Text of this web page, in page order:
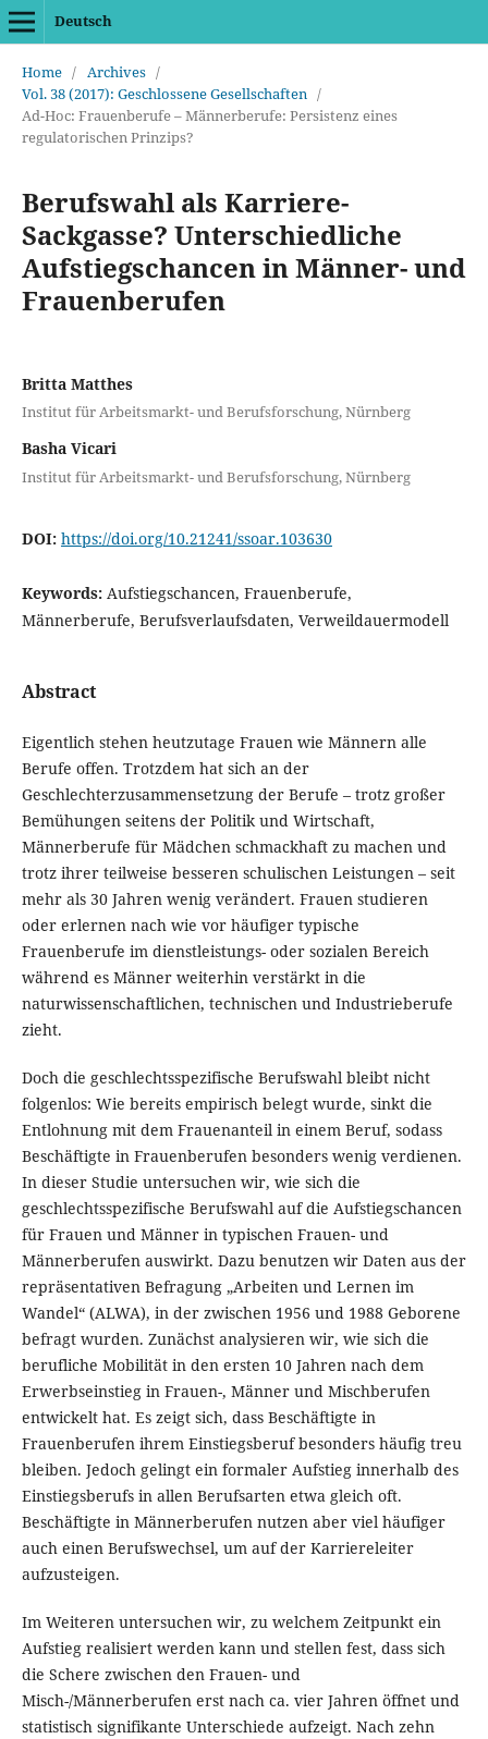
Deutsch
Home / Archives /
Vol. 38 (2017): Geschlossene Gesellschaften /
Ad-Hoc: Frauenberufe – Männerberufe: Persistenz eines
regulatorischen Prinzips?
Berufswahl als Karriere-
Sackgasse? Unterschiedliche
Aufstiegschancen in Männer- und
Frauenberufen
Britta Matthes
Institut für Arbeitsmarkt- und Berufsforschung, Nürnberg
Basha Vicari
Institut für Arbeitsmarkt- und Berufsforschung, Nürnberg
DOI: https://doi.org/10.21241/ssoar.103630
Keywords: Aufstiegschancen, Frauenberufe,
Männerberufe, Berufsverlaufsdaten, Verweildauermodell
Abstract
Eigentlich stehen heutzutage Frauen wie Männern alle
Berufe offen. Trotzdem hat sich an der
Geschlechterzusammensetzung der Berufe – trotz großer
Bemühungen seitens der Politik und Wirtschaft,
Männerberufe für Mädchen schmackhaft zu machen und
trotz ihrer teilweise besseren schulischen Leistungen – seit
mehr als 30 Jahren wenig verändert. Frauen studieren
oder erlernen nach wie vor häufiger typische
Frauenberufe im dienstleistungs- oder sozialen Bereich
während es Männer weiterhin verstärkt in die
naturwissenschaftlichen, technischen und Industrieberufe
zieht.
Doch die geschlechtsspezifische Berufswahl bleibt nicht
folgenlos: Wie bereits empirisch belegt wurde, sinkt die
Entlohnung mit dem Frauenanteil in einem Beruf, sodass
Beschäftigte in Frauenberufen besonders wenig verdienen.
In dieser Studie untersuchen wir, wie sich die
geschlechtsspezifische Berufswahl auf die Aufstiegschancen
für Frauen und Männer in typischen Frauen- und
Männerberufen auswirkt. Dazu benutzen wir Daten aus der
repräsentativen Befragung „Arbeiten und Lernen im
Wandel“ (ALWA), in der zwischen 1956 und 1988 Geborene
befragt wurden. Zunächst analysieren wir, wie sich die
berufliche Mobilität in den ersten 10 Jahren nach dem
Erwerbseinstieg in Frauen-, Männer und Mischberufen
entwickelt hat. Es zeigt sich, dass Beschäftigte in
Frauenberufen ihrem Einstiegsberuf besonders häufig treu
bleiben. Jedoch gelingt ein formaler Aufstieg innerhalb des
Einstiegsberufs in allen Berufsarten etwa gleich oft.
Beschäftigte in Männerberufen nutzen aber viel häufiger
auch einen Berufswechsel, um auf der Karriereleiter
aufzusteigen.
Im Weiteren untersuchen wir, zu welchem Zeitpunkt ein
Aufstieg realisiert werden kann und stellen fest, dass sich
die Schere zwischen den Frauen- und
Misch-/Männerberufen erst nach ca. vier Jahren öffnet und
statistisch signifikante Unterschiede aufzeigt. Nach zehn